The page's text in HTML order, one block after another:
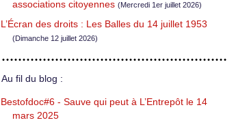
associations citoyennes (Mercredi 1er juillet 2026)
L’Écran des droits : Les Balles du 14 juillet 1953
(Dimanche 12 juillet 2026)
Au fil du blog :
Bestofdoc#6 - Sauve qui peut à L’Entrepôt le 14
mars 2025